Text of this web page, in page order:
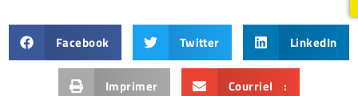
Facebook Twitter LinkedIn
Imprimer Courriel :